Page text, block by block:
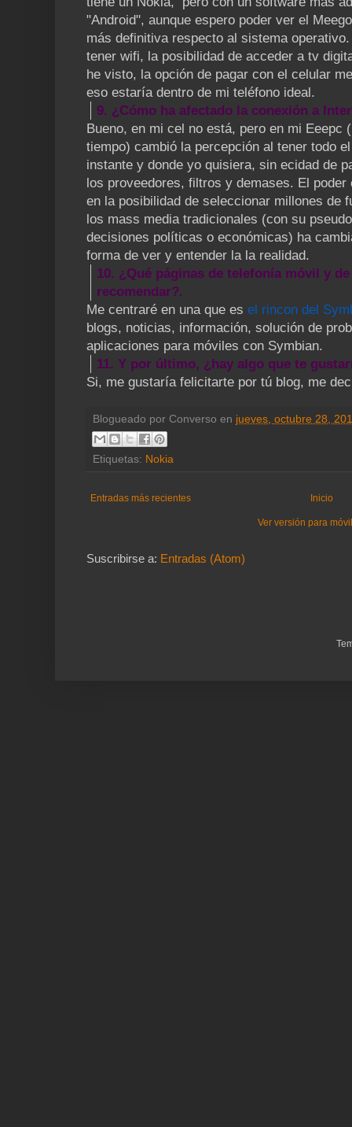
"Android", aunque espero poder ver el
más definitiva respecto al sistema
tener wifi, la posibilidad de acceder a tv
he visto, la opción de pagar con el celular
eso estaría dentro de mi teléfono ideal.
9. ¿Cómo ha afectado la conexión a
Bueno, en mi cel no está, pero en mi Eeepc
tiempo) cambió la percepción al tener todo
instante y donde yo quisiera, sin ecidad de
los proveedores, filtros y demases. El poder
en la posibilidad de seleccionar millones de
los mass media tradicionales (con su
decisiones políticas o económicas) ha
forma de ver y entender la la realidad.
10. ¿Qué páginas de telefonía móvil y
recomendar?.
Me centraré en una que es el rincon del
blogs, noticias, información, solución de
aplicaciones para móviles con Symbian.
11. Y por último, ¿hay algo que te
Si, me gustaría felicitarte por tú blog, me
Blogueado por Converso en jueves, octubre 28,
Etiquetas: Nokia
Entradas más recientes Inicio
Ver versión para
Suscribirse a: Entradas (Atom)